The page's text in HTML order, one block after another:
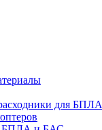
для БПЛА